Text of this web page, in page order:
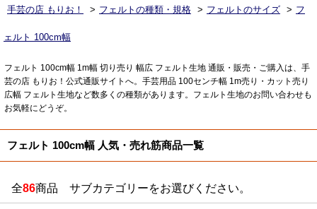
手芸の店 もりお！ > フェルトの種類・規格 > フェルトのサイズ > フ
ェルト 100cm幅
フェルト 100cm幅 1m幅 切り売り 幅広 フェルト生地 通販・販売・ご購入は、手
芸の店 もりお！公式通販サイトへ。手芸用品 100センチ幅 1m売り・カット売り
広幅 フェルト生地など数多くの種類があります。フェルト生地のお問い合わせも
お気軽にどうぞ。
フェルト 100cm幅 人気・売れ筋商品一覧
全86商品 サブカテゴリーをお選びください。